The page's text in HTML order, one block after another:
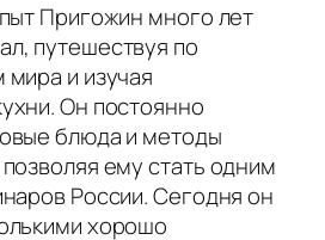
Пригожин много лет
путешествуя по
и изучая
Он постоянно
блюда и методы
ему стать одним
России. Сегодня он
хорошо